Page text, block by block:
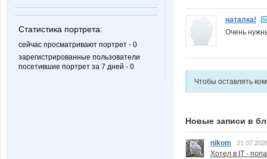
Статистика портрета:
сейчас просматривают портрет - 0
зарегистрированные пользователи
посетившие портрет за 7 дней - 0
наталка!
Очень
Чтобы оставлять
Новые записи в
nikom
Хотел в IT -